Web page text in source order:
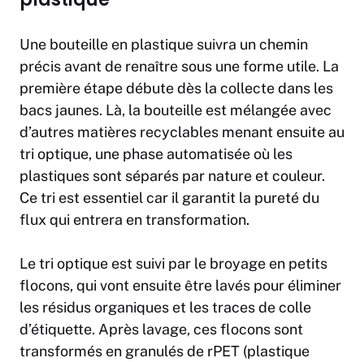
Une bouteille en plastique suivra un chemin
précis avant de renaître sous une forme utile. La
première étape débute dès la collecte dans les
bacs jaunes. Là, la bouteille est mélangée avec
d’autres matières recyclables menant ensuite au
tri optique, une phase automatisée où les
plastiques sont séparés par nature et couleur.
Ce tri est essentiel car il garantit la pureté du
flux qui entrera en transformation.
Le tri optique est suivi par le broyage en petits
flocons, qui vont ensuite être lavés pour éliminer
les résidus organiques et les traces de colle
d’étiquette. Après lavage, ces flocons sont
transformés en granulés de rPET (plastique